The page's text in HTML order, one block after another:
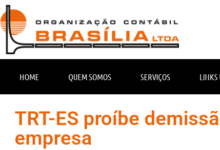
HOME QUEM SOMOS SERVIÇOS LINKS
TRT-ES proíbe
empresa